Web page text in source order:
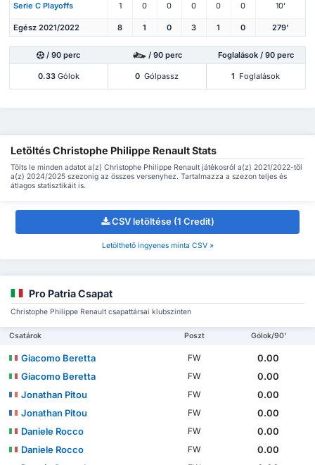
Serie C Playoffs 1 0 0 0 0 0 10'
Egész 2021/2022 8 1 0 3 1 0 279'
/ 90 perc / 90 perc Foglalások / 90 perc
0.33Gólok 0 Gólpassz 1 Foglalások
Letöltés Christophe Philippe Renault Stats
Tölts le minden adatot a(z) Christophe Philippe Renault játékosról a(z) 2021/2022-től
a(z) 2024/2025 szezonig az összes versenyhez. Tartalmazza a szezon teljes és
átlagos statisztikáit is.
CSV letöltése (1 Credit)
Letölthető ingyenes minta CSV »
Pro Patria Csapat
Christophe Philippe Renault csapattársai klubszinten
Csatárok Poszt Gólok/90'
Giacomo Beretta FW
0.00
Giacomo Beretta
FW
0.00
Jonathan Pitou
FW
0.00
Jonathan Pitou
FW
0.00
Daniele Rocco
FW
0.00
Daniele Rocco
FW
0.00